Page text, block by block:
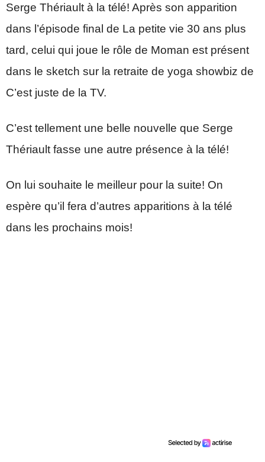
Serge Thériault à la télé! Après son apparition
dans l’épisode final de La petite vie 30 ans plus
tard, celui qui joue le rôle de Moman est présent
dans le sketch sur la retraite de yoga showbiz de
C’est juste de la TV.
C’est tellement une belle nouvelle que Serge
Thériault fasse une autre présence à la télé!
On lui souhaite le meilleur pour la suite! On
espère qu’il fera d’autres apparitions à la télé
dans les prochains mois!